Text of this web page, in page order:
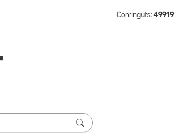
Continguts: 49919